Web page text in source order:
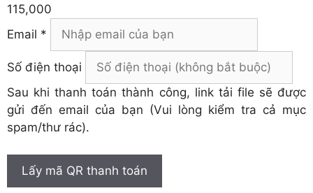
115,000
Email *
Số điện thoại
Sau khi thanh toán thành công, link tải file sẽ được
gửi đến email của bạn (Vui lòng kiểm tra cả mục
spam/thư rác).
Lấy mã QR thanh toán